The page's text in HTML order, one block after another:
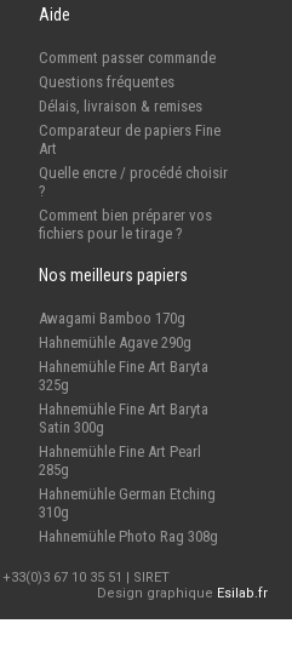
Aide
Comment passer commande
Questions fréquentes
Délais, livraison & remises
Comparateur de papiers Fine
Art
Quelle encre / procédé choisir
?
Comment bien préparer vos
fichiers pour le tirage ?
Nos meilleurs papiers
Awagami Bamboo 170g
Hahnemühle Agave 290g
Hahnemühle Fine Art Baryta
325g
Hahnemühle Fine Art Baryta
Satin 300g
Hahnemühle Fine Art Pearl
285g
Hahnemühle German Etching
310g
Hahnemühle Photo Rag 308g
67 10 35 51 | SIRET
Design graphique Esilab.fr